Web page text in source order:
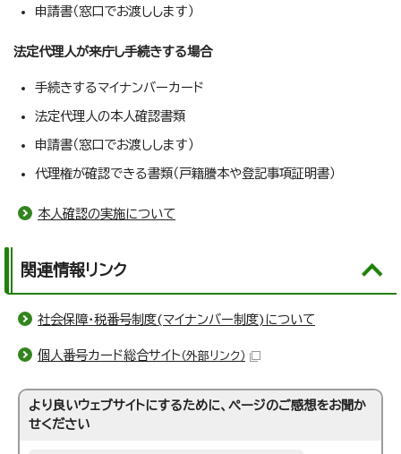
申請書（窓口でお渡しします）
法定代理人が来庁し手続きする場合
手続きするマイナンバーカード
法定代理人の本人確認書類
申請書（窓口でお渡しします）
代理権が確認できる書類（戸籍謄本や登記事項証明書）
本人確認の実施について
関連情報リンク
社会保障・税番号制度(マイナンバー制度)について
個人番号カード総合サイト （外部リンク）
より良いウェブサイトにするために、ページのご感想をお聞か
せください